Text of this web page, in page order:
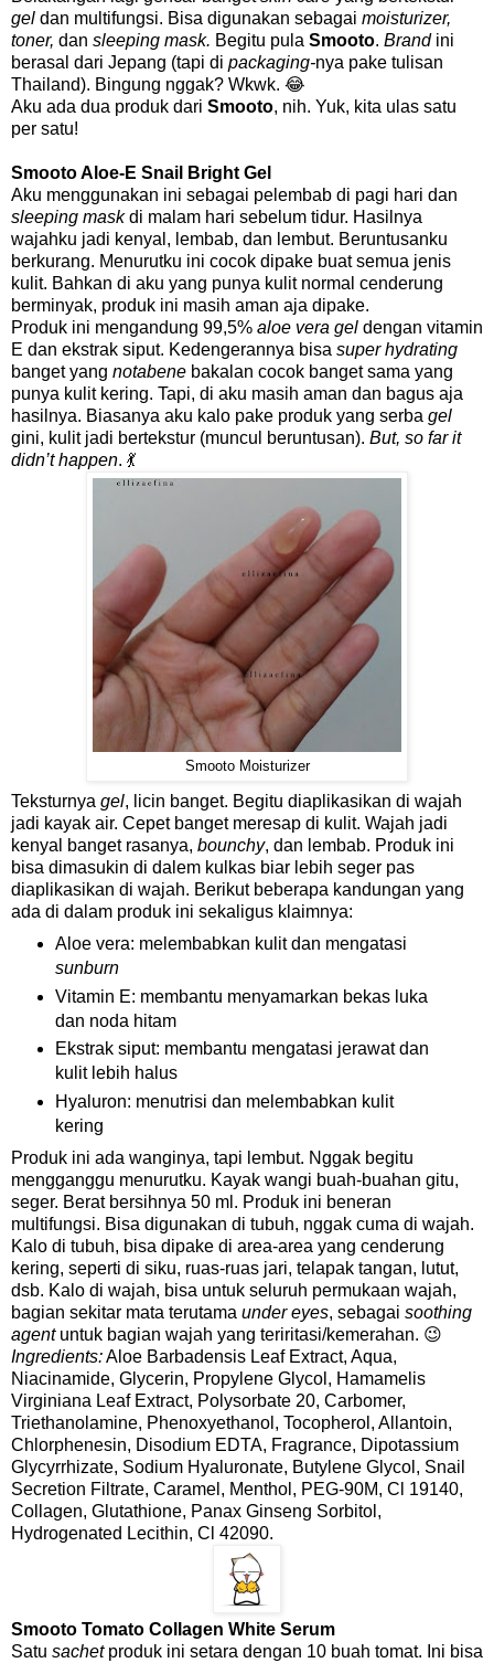
gel dan multifungsi. Bisa digunakan sebagai moisturizer,
toner, dan sleeping mask. Begitu pula Smooto. Brandini
berasal dari Jepang (tapi di packaging-nya pake tulisan
Thailand). Bingung nggak? Wkwk. 😂
Aku ada dua produk dari Smooto, nih. Yuk, kita ulas satu
per satu!
Smooto Aloe-E Snail Bright Gel
Aku menggunakan ini sebagai pelembab di pagi hari dan
sleeping maskdi malam hari sebelum tidur. Hasilnya
wajahku jadi kenyal, lembab, dan lembut. Beruntusanku
berkurang. Menurutku ini cocok dipake buat semua jenis
kulit. Bahkan di aku yang punya kulit normal cenderung
berminyak, produk ini masih aman aja dipake.
Produk ini mengandung 99,5% aloe vera gel dengan vitamin
E dan ekstrak siput. Kedengerannya bisa super hydrating
banget yang notabene bakalan cocok banget sama yang
punya kulit kering. Tapi, di aku masih aman dan bagus aja
hasilnya. Biasanya aku kalo pake produk yang serba gel
gini, kulit jadi bertekstur (muncul beruntusan). But, so far it
didn’t happen. 💃
Smooto Moisturizer
Teksturnya gel, licin banget. Begitu diaplikasikan di wajah
jadi kayak air. Cepet banget meresap di kulit. Wajah jadi
kenyal banget rasanya, bounchy, dan lembab. Produk ini
bisa dimasukin di dalem kulkas biar lebih seger pas
diaplikasikan di wajah. Berikut beberapa kandungan yang
ada di dalam produk ini sekaligus klaimnya:
Aloe vera: melembabkan kulit dan mengatasi
sunburn
Vitamin E: membantu menyamarkan bekas luka
dan noda hitam
Ekstrak siput: membantu mengatasi jerawat dan
kulit lebih halus
Hyaluron: menutrisi dan melembabkan kulit
kering
Produk ini ada wanginya, tapi lembut. Nggak begitu
mengganggu menurutku. Kayak wangi buah-buahan gitu,
seger. Berat bersihnya 50 ml. Produk ini beneran
multifungsi. Bisa digunakan di tubuh, nggak cuma di wajah.
Kalo di tubuh, bisa dipake di area-area yang cenderung
kering, seperti di siku, ruas-ruas jari, telapak tangan, lutut,
dsb. Kalo di wajah, bisa untuk seluruh permukaan wajah,
bagian sekitar mata terutama under eyes, sebagai soothing
agentuntuk bagian wajah yang teriritasi/kemerahan. 😉
Ingredients:Aloe Barbadensis Leaf Extract, Aqua,
Niacinamide, Glycerin, Propylene Glycol, Hamamelis
Virginiana Leaf Extract, Polysorbate 20, Carbomer,
Triethanolamine, Phenoxyethanol, Tocopherol, Allantoin,
Chlorphenesin, Disodium EDTA, Fragrance, Dipotassium
Glycyrrhizate, Sodium Hyaluronate, Butylene Glycol, Snail
Secretion Filtrate, Caramel, Menthol, PEG-90M, Cl 19140,
Collagen, Glutathione, Panax Ginseng Sorbitol,
Hydrogenated Lecithin, Cl 42090.
Smooto Tomato Collagen White Serum
Satu sachetproduk ini setara dengan 10 buah tomat. Ini bisa